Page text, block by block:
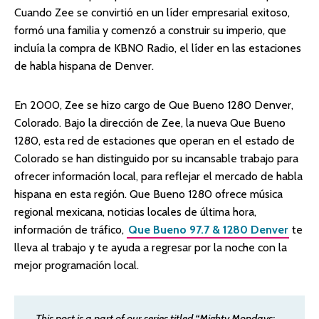
Cuando Zee se convirtió en un líder empresarial exitoso,
formó una familia y comenzó a construir su imperio, que
incluía la compra de KBNO Radio, el líder en las estaciones
de habla hispana de Denver.
En 2000, Zee se hizo cargo de Que Bueno 1280 Denver,
Colorado. Bajo la dirección de Zee, la nueva Que Bueno
1280, esta red de estaciones que operan en el estado de
Colorado se han distinguido por su incansable trabajo para
ofrecer información local, para reflejar el mercado de habla
hispana en esta región. Que Bueno 1280 ofrece música
regional mexicana, noticias locales de última hora,
información de tráfico, Que Bueno 97.7 & 1280 Denver te
lleva al trabajo y te ayuda a regresar por la noche con la
mejor programación local.